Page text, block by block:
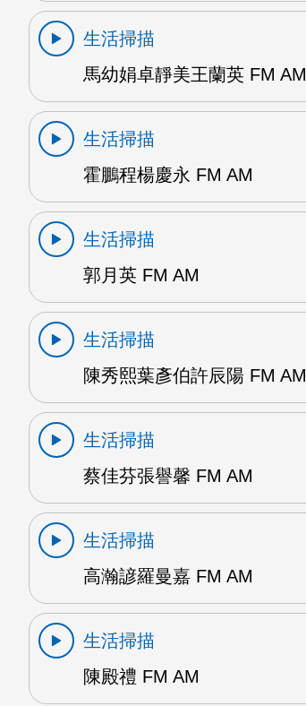
生活掃描
馬幼娟卓靜美王蘭英 FM AM
生活掃描
霍鵬程楊慶永 FM AM
生活掃描
郭月英 FM AM
生活掃描
陳秀熙葉彥伯許辰陽 FM AM
生活掃描
蔡佳芬張譽馨 FM AM
生活掃描
高瀚諺羅曼嘉 FM AM
生活掃描
陳殿禮 FM AM